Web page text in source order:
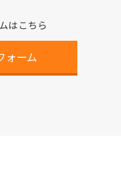
はこちら
ォーム